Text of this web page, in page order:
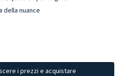
della nuance
i prezzi e acquistare